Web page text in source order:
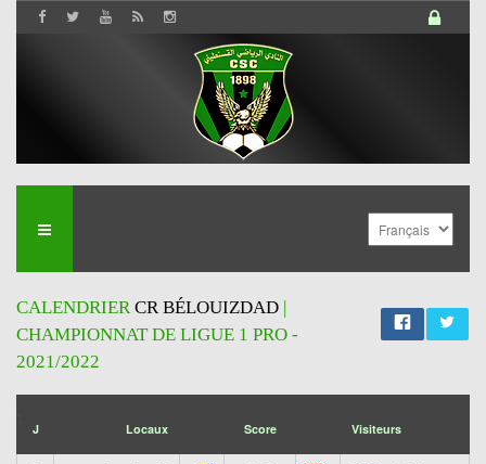
CALENDRIERCR BÉLOUIZDAD |
CHAMPIONNAT DE LIGUE 1 PRO -
2021/2022
J Locaux Score Visiteurs